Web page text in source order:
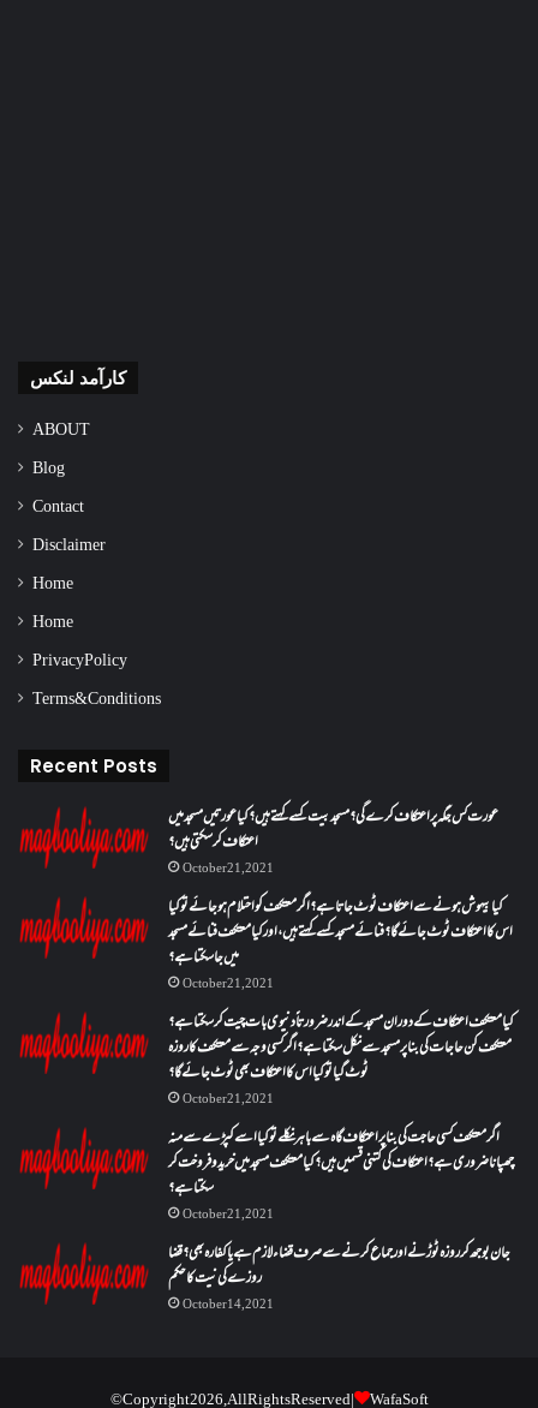
کارآمد لنکس
ABOUT
Blog
Contact
Disclaimer
Home
Home
Privacy Policy
Terms & Conditions
Recent Posts
عورت کس جگہ پر اعتکاف کرے گی؟مسجد بیت کسے کہتے ہیں؟کیا عورتیں مسجد میں
اعتکاف کر سکتی ہیں؟
October 21, 2021
کیا بیہوش ہونے سے اعتکاف ٹوٹ جاتا ہے؟ اگر معتکف کو احتلام ہو جائے تو کیا
اس کا اعتکاف ٹوٹ جائے گا؟فنائے مسجد کسے کہتے ہیں ، اور کیا معتکف فنائے مسجد
میں جا سکتا ہے؟
October 21, 2021
کیا معتکف اعتکاف کے دوران مسجد کے اندر ضرورتاً دنیوی بات چیت کر سکتا ہے؟
معتکف کن حاجات کی بنا پر مسجد سے نکل سکتا ہے؟ اگر کسی وجہ سے معتکف کا روزہ
ٹوٹ گیا تو کیا اس کا اعتکاف بھی ٹوٹ جائے گا؟
October 21, 2021
اگر معتکف کسی حاجت کی بنا پر اعتکاف گاہ سے باہر نکلے تو کیا اسے کپڑے سے منہ
چھپانا ضروری ہے؟اعتکاف کی کتنی قسمیں ہیں؟کیا معتکف مسجد میں خرید و فروخت کر
سکتا ہے؟
October 21, 2021
جان بوجھ کر روزہ ٹوڑنے اور جماع کرنے سے صرف قضاء لازم ہے یا کفارہ بھی؟ قضا
روزے کی نیت کا حکم
October 14, 2021
© Copyright 2026, All Rights Reserved | WafaSoft